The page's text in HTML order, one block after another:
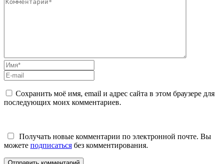
Сохранить моё имя, email и адрес сайта в этом браузере для
последующих моих комментариев.
Получать новые комментарии по электронной почте. Вы
можете подписаться без комментирования.